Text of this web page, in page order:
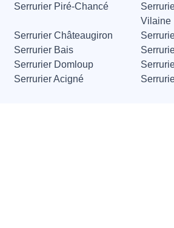
Serrurier Piré-Chancé
Vilaine
Serrurier Châteaugiron
Serrurier Bais
Serrurier Domloup
Serrurier Acigné